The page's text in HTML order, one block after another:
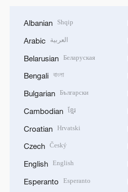
Albanian Shqip
Arabic العربية
Belarusian Беларуская
Bengali বাংলা
Bulgarian Български
Cambodian ខ្មែរ
Croatian Hrvatski
Czech Český
English English
Esperanto Esperanto